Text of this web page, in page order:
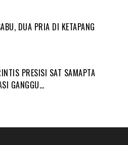
DUA PRIA DI KETAPANG
PRESISI SAT SAMAPTA
GANGGU…